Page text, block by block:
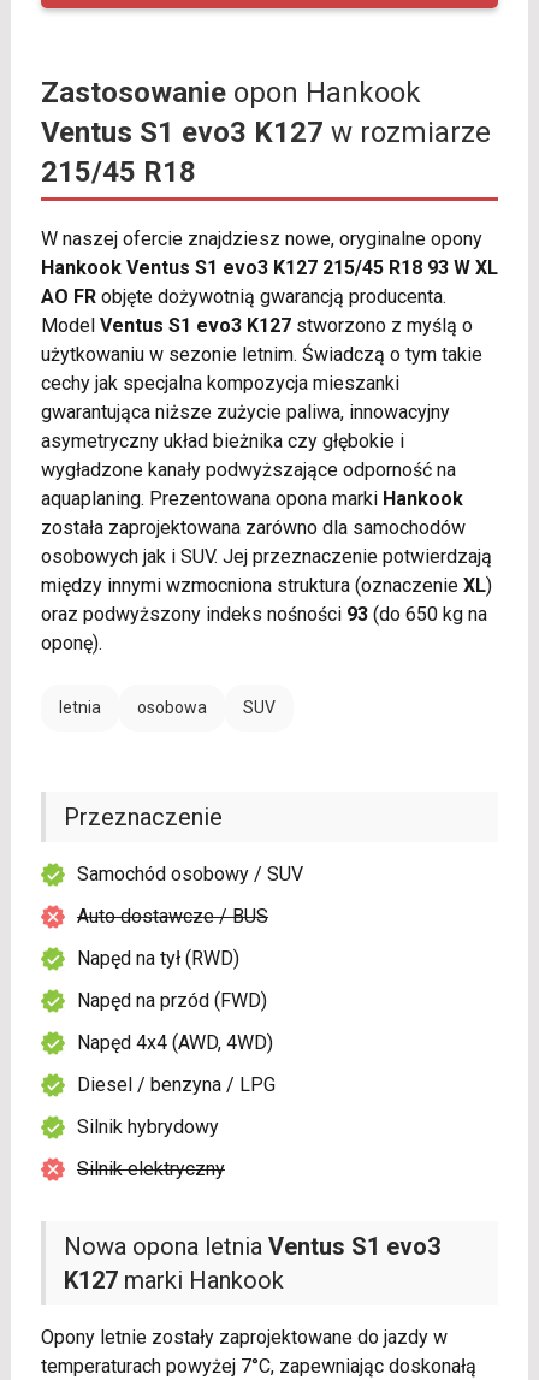
Zastosowanieopon Hankook
Ventus S1 evo3 K127 w rozmiarze
215/45 R18
W naszej ofercie znajdziesz nowe, oryginalne opony
Hankook Ventus S1 evo3 K127 215/45 R18 93 W XL
AO FRobjęte dożywotnią gwarancją producenta.
Model Ventus S1 evo3 K127stworzono z myślą o
użytkowaniu w sezonie letnim. Świadczą o tym takie
cechy jak specjalna kompozycja mieszanki
gwarantująca niższe zużycie paliwa, innowacyjny
asymetryczny układ bieżnika czy głębokie i
wygładzone kanały podwyższające odporność na
aquaplaning. Prezentowana opona marki Hankook
została zaprojektowana zarówno dla samochodów
osobowych jak i SUV. Jej przeznaczenie potwierdzają
między innymi wzmocniona struktura (oznaczenie XL)
oraz podwyższony indeks nośności 93(do 650 kg na
oponę).
letnia osobowa SUV
Nowa opona letnia Ventus S1 evo3
K127marki Hankook
Opony letnie zostały zaprojektowane do jazdy w
temperaturach powyżej 7°C, zapewniając doskonałą
Przeznaczenie
Samochód osobowy / SUV
Auto dostawcze / BUS
Napęd na tył (RWD)
Napęd na przód (FWD)
Napęd 4x4 (AWD, 4WD)
Diesel / benzyna / LPG
Silnik hybrydowy
Silnik elektryczny